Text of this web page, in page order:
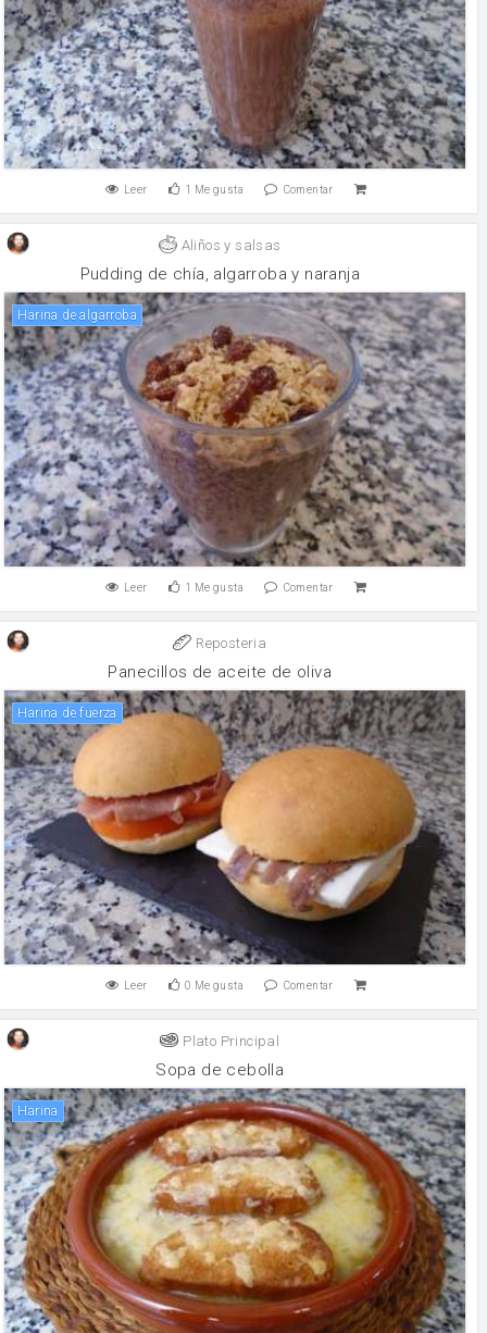
Leer 1 Me gusta Comentar
Aliños y salsas
Pudding de chía, algarroba y naranja
Harina de algarroba
Leer 1 Me gusta Comentar
Reposteria
Panecillos de aceite de oliva
harina de fuerza
Leer 0 Me gusta Comentar
Plato Principal
Sopa de cebolla
harina